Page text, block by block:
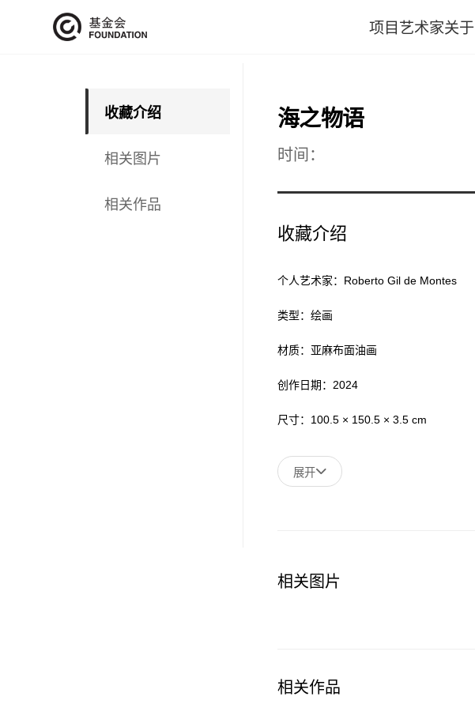
项目 艺术家关于
收藏介绍
相关图片
相关作品
海之物语
时间：
收藏介绍
个人艺术家：Roberto Gil de Montes
类型：绘画
材质：亚麻布面油画
创作日期：2024
尺寸：100.5 × 150.5 × 3.5 cm
展开
相关图片
相关作品